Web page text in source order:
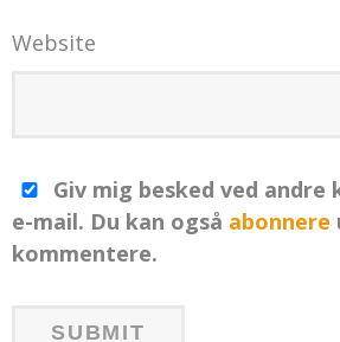
Website
Giv mig besked ved
e-mail. Du kan også abonnere
kommentere.